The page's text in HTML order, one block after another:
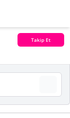
Takip Et